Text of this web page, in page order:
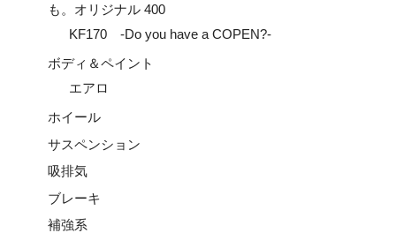
も。オリジナル 400
KF170 -Do you have a COPEN?-
ボディ＆ペイント
エアロ
ホイール
サスペンション
吸排気
ブレーキ
補強系